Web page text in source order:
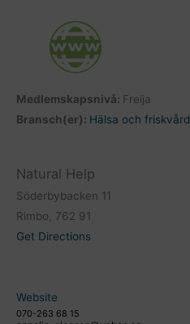
Medlemskapsnivå: Freija
Bransch(er): Hälsa och friskvård
Natural Help
Söderbybacken 11
Rimbo, 762 91
Get Directions
Website
070-263 68 15